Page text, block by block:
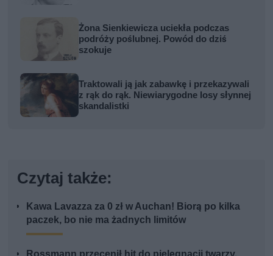
Żona Sienkiewicza uciekła podczas
podróży poślubnej. Powód do dziś
szokuje
Traktowali ją jak zabawkę i przekazywali
z rąk do rąk. Niewiarygodne losy słynnej
skandalistki
Czytaj także:
Kawa Lavazza za 0 zł w Auchan! Biorą po kilka
paczek, bo nie ma żadnych limitów